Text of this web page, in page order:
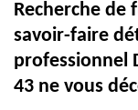
Recherche de
savoir-faire
professionnel
43 ne vous